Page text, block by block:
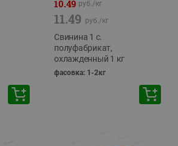
10.49 руб./кг
11.49 руб./кг
Свинина 1 с.
полуфабрикат,
охлажденный 1 кг
фасовка: 1-2кг